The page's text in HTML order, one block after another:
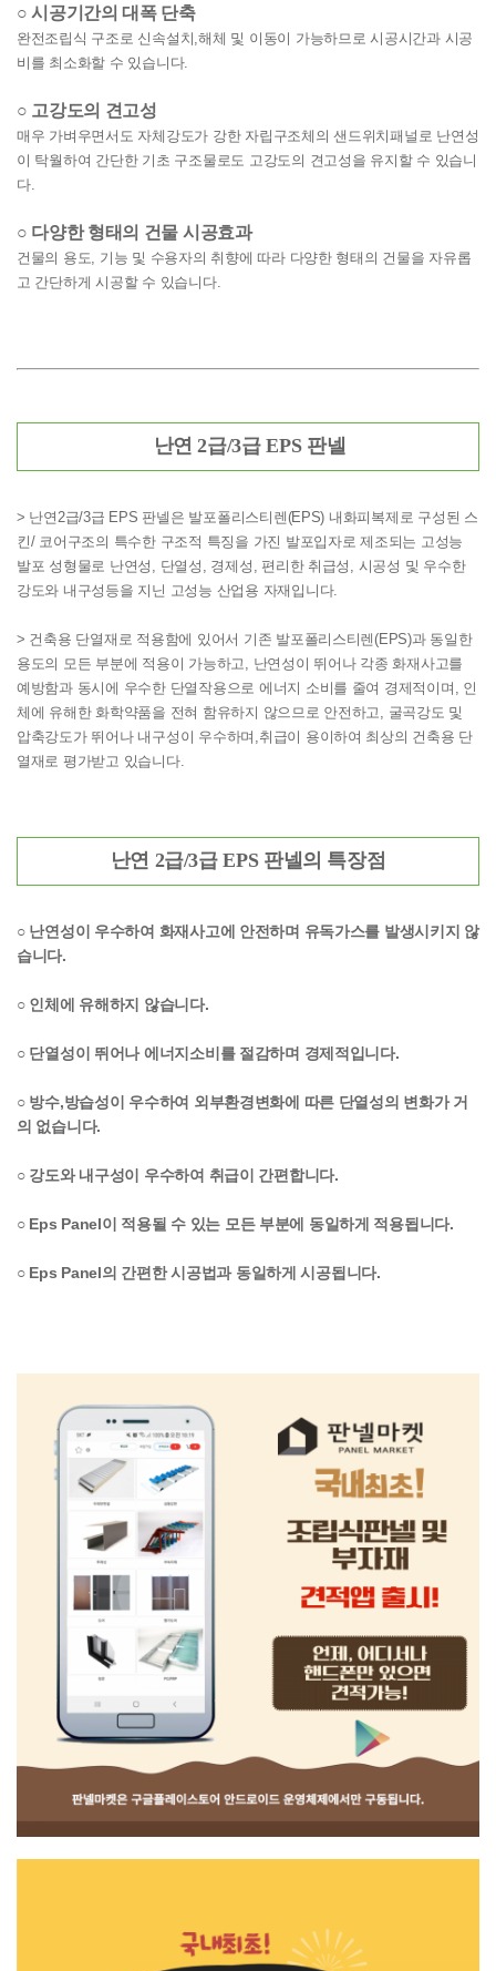
○ 시공기간의 대폭 단축
완전조립식 구조로 신속설치,해체 및 이동이 가능하므로 시공시간과 시공
비를 최소화할 수 있습니다.
○ 고강도의 견고성
매우 가벼우면서도 자체강도가 강한 자립구조체의 샌드위치패널로 난연성
이 탁월하여 간단한 기초 구조물로도 고강도의 견고성을 유지할 수 있습니
다.
○ 다양한 형태의 건물 시공효과
건물의 용도, 기능 및 수용자의 취향에 따라 다양한 형태의 건물을 자유롭
고 간단하게시공할 수 있습니다.
난연 2급/3급 EPS 판넬
> 난연2급/3급 EPS 판넬은 발포폴리스티렌(EPS) 내화피복제로 구성된 스
킨/ 코어구조의 특수한 구조적 특징을 가진 발포입자로 제조되는 고성능
발포 성형물로 난연성, 단열성, 경제성, 편리한 취급성, 시공성 및 우수한
강도와 내구성등을 지닌 고성능 산업용 자재입니다.
> 건축용 단열재로 적용함에 있어서 기존 발포폴리스티렌(EPS)과 동일한
용도의 모든 부분에 적용이 가능하고, 난연성이 뛰어나 각종 화재사고를
예방함과 동시에 우수한 단열작용 으로 에너지 소비를 줄여 경제적이며, 인
체에 유해한 화학약품을 전혀 함유하지 않으므로 안전하고, 굴곡강도 및
압축강도가 뛰어나 내구성이 우수하며,취급이 용이하여 최상의 건축용 단
열재로 평가받고 있습니다.
난연 2급/3급 EPS 판넬의 특장점
○ 난연성이 우수하여 화재사고에 안전하며 유독가스를 발생시키지 않
습니다.
○ 인체에 유해하지 않습니다.
○ 단열성이 뛰어나 에너지소비를 절감하며 경제적입니다.
○ 방수,방습성이 우수하여 외부환경변화에 따른 단열성의 변화가 거
의 없습니다.
○ 강도와 내구성이 우수하여 취급이 간편합니다.
○ Eps Panel이 적용될 수 있는 모든 부분에 동일하게 적용됩니다.
○ Eps Panel의 간편한 시공법과 동일하게 시공됩니다.